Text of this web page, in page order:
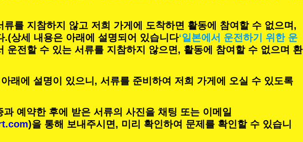
를 지참하지 않고 저희 가게에 도착하면 활동에 참여할 수 없으며,
.(상세 내용은 아래에 설명되어 있습니다‘일본에서 운전하기 위한 운
운전할 수 있는 서류를 지참하지 않으면, 활동에 참여할 수 없으며 환
래에 설명이 있으니, 서류를 준비하여 저희 가게에 오실 수 있도록
예약한 후에 받은 서류의 사진을 채팅 또는 이메일
)을 통해 보내주시면, 미리 확인하여 문제를 확인할 수 있습니